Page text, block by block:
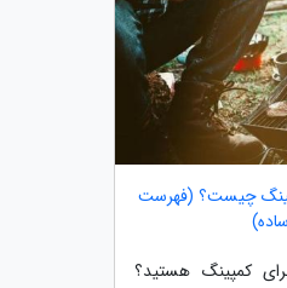
چیست؟ (فهرست
کمپینگ هستید؟